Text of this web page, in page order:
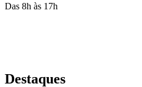
Das 8h às 17h
Destaques